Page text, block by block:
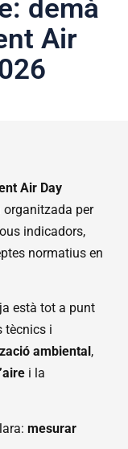
demà
Air
Air Day
organitzada per
indicadors,
normatius en
està tot a punt
tècnics i
ambiental ,
i la
mesurar